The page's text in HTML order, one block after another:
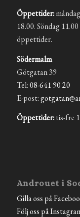
Öppettider:
18.00. Söndag
öppettider.
Södermalm
Götgatan 39
Tel:08-641 90 20
E-post:
Öppettider:tis-fre
Androuet i
Gilla oss på
Följ oss på